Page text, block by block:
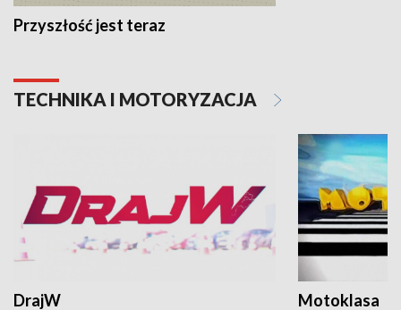
Przyszłość jest teraz
TECHNIKA I MOTORYZACJA
DrajW Motoklasa